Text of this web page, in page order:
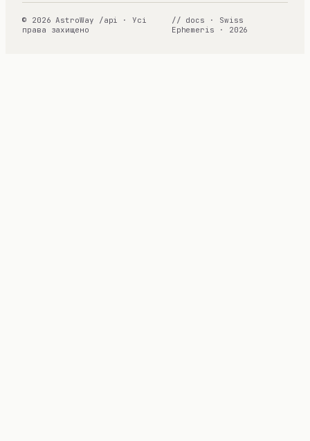
© 2026 AstroWay /api · Усі
права захищено
// docs · Swiss
Ephemeris · 2026